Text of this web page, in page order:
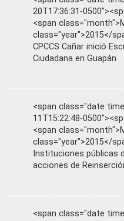
20T17:36:31-
<span
class="year">2015</
CPCCS Cañar inició
Ciudadana en Guapán
<span class="date
11T15:22:48-
<span
class="year">2015</
Instituciones públicas
acciones de
<span class="date